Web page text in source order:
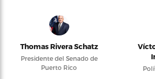
Thomas Rivera Schatz
Presidente del Senado de
Puerto Rico